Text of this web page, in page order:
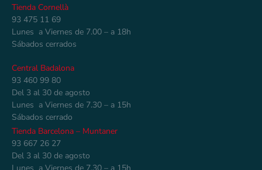
Tienda Cornellà
93 475 11 69
Lunes a Viernes de 7.00 – a 18h
Sábados cerrados
Central Badalona
93 460 99 80
Del 3 al 30 de agosto
Lunes a Viernes de 7.30 – a 15h
Sábados cerrado
Tienda Barcelona – Muntaner
93 667 26 27
Del 3 al 30 de agosto